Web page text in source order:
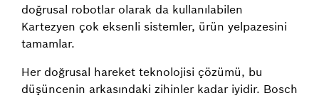
doğrusal robotlar olarak da kullanılabilen
Kartezyen çok eksenli sistemler, ürün yelpazesini
tamamlar.
Her doğrusal hareket teknolojisi çözümü, bu
düşüncenin arkasındaki zihinler kadar iyidir. Bosch